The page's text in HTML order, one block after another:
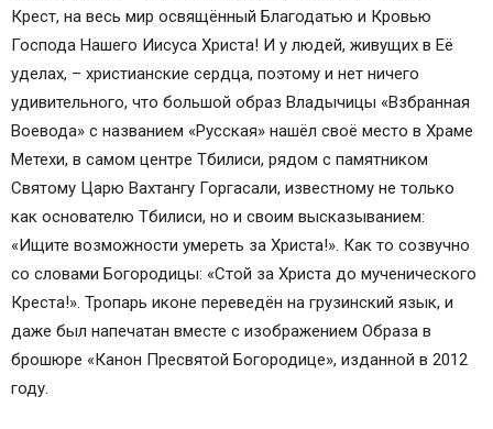
Крест, на весь мир освящённый Благодатью и Кровью
Господа Нашего Иисуса Христа! И у людей, живущих в Её
уделах, – христианские сердца, поэтому и нет ничего
удивительного, что большой образ Владычицы «Взбранная
Воевода» с названием «Русская» нашёл своё место в Храме
Метехи, в самом центре Тбилиси, рядом с памятником
Святому Царю Вахтангу Горгасали, известному не только
как основателю Тбилиси, но и своим высказыванием:
«Ищите возможности умереть за Христа!». Как то созвучно
со словами Богородицы: «Стой за Христа до мученического
Креста!». Тропарь иконе переведён на грузинский язык, и
даже был напечатан вместе с изображением Образа в
брошюре «Канон Пресвятой Богородице», изданной в 2012
году.